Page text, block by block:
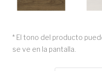
* El tono del producto
se ve en la pantalla.